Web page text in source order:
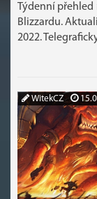
Týdenní přehled
Blizzardu.
2022.
WitekCZ